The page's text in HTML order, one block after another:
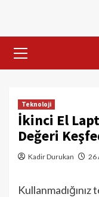
content
Menu
Teknoloji
İkinci El
Değeri
Kadir Durukan 26